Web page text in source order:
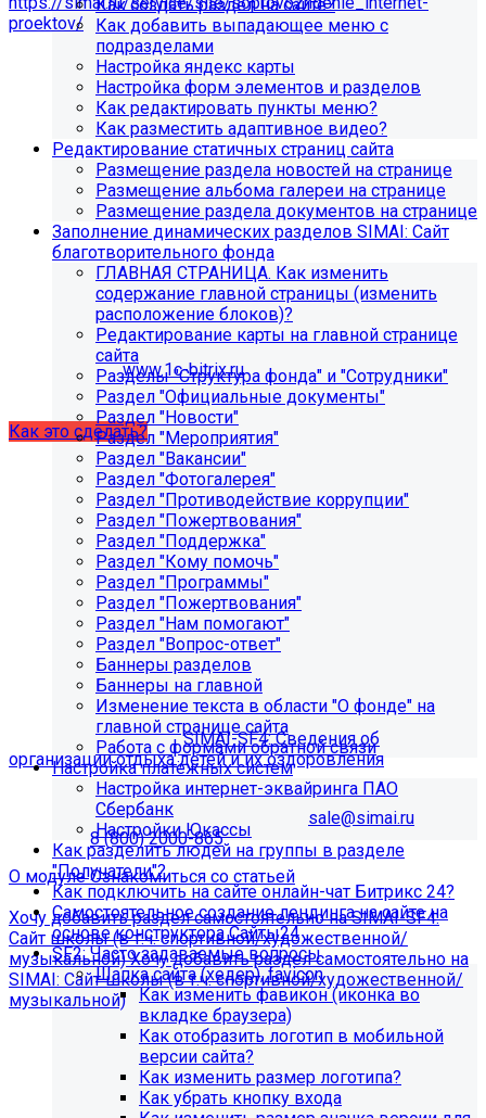
proektov/
Это выгодно, потому что вы получаете команду
экспертов вместо одного сотрудника: мы берём на себя
регулярные обновления и контроль работоспособности,
быстрее реагируем на сбои, снижаем риски простоев и
уязвимостей, а вам не нужно тратить время и бюджет на
поиск, обучение и удержание специалистов.
Проверьте адрес сервера
обновлений!
Из-за неправильного адреса обновлений может
некорректно отображаться срок действия лицензии.
Убедитесь, что в настройках «Главного модуля»
указан адрес:www.1c-bitrix.ru.
Затем запустите обновление через «Систему
обновлений».
Как это сделать?
Как добавить раздел "Сведения об
организации отдыха детей и их
оздоровления"?
Приобретите модульSIMAI-SF4: Сведения об
организации отдыха детей и их оздоровления
Для приобретения модуля необходимо обратиться в
отдел продаж по электронной почте sale@simai.ru
телефону 8 (800) 2000-865
О модулеОзнакомиться со статьей
Хочу добавить раздел самостоятельно на SIMAI-SF4:
Сайт школы (в т.ч. спортивной/художественной/
музыкальной)Хочу добавить раздел самостоятельно на
SIMAI: Сайт школы (в т.ч. спортивной/художественной/
музыкальной)
Информация по появлению ошибки
[MP_LICENSE_VIOLATION] В вашу лицензию не входит
модуль SIMAI-SF4: Сведения об образовательной
Как создать раздел на сайте?
Как добавить выпадающее меню с
подразделами
Настройка яндекс карты
Настройка форм элементов и разделов
Как редактировать пункты меню?
Как разместить адаптивное видео?
Редактирование статичных страниц сайта
Размещение раздела новостей на странице
Размещение альбома галереи на странице
Размещение раздела документов на странице
Заполнение динамических разделов SIMAI: Сайт
благотворительного фонда
ГЛАВНАЯ СТРАНИЦА. Как изменить
содержание главной страницы (изменить
расположение блоков)?
Редактирование карты на главной странице
сайта
Разделы "Структура фонда" и "Сотрудники"
Раздел "Официальные документы"
Раздел "Новости"
Раздел "Мероприятия"
Раздел "Вакансии"
Раздел "Фотогалерея"
Раздел "Противодействие коррупции"
Раздел "Пожертвования"
Раздел "Поддержка"
Раздел "Кому помочь"
Раздел "Программы"
Раздел "Пожертвования"
Раздел "Нам помогают"
Раздел "Вопрос-ответ"
Баннеры разделов
Баннеры на главной
Изменение текста в области "О фонде" на
главной странице сайта
Работа с формами обратной связи
Настройка платёжных систем
Настройка интернет-эквайринга ПАО
Сбербанк
Настройки Юкассы
Как разделить людей на группы в разделе
"Получатели"?
Как подключить на сайте онлайн-чат Битрикс 24?
Самостоятельное создание лендинга на сайте на
основе конструктора Сайты24
SF2: Часто задаваемые вопросы
Шапка сайта (хедер), favicon
Как изменить фавикон (иконка во
вкладке браузера)
Как отобразить логотип в мобильной
версии сайта?
Как изменить размер логотипа?
Как убрать кнопку входа